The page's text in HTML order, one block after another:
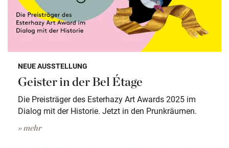
NEUE AUSSTELLUNG
Geister in der Bel Étage
Die Preisträger des Esterhazy Art Awards 2025 im
Dialog mit der Historie. Jetzt in den Prunkräumen.
» mehr